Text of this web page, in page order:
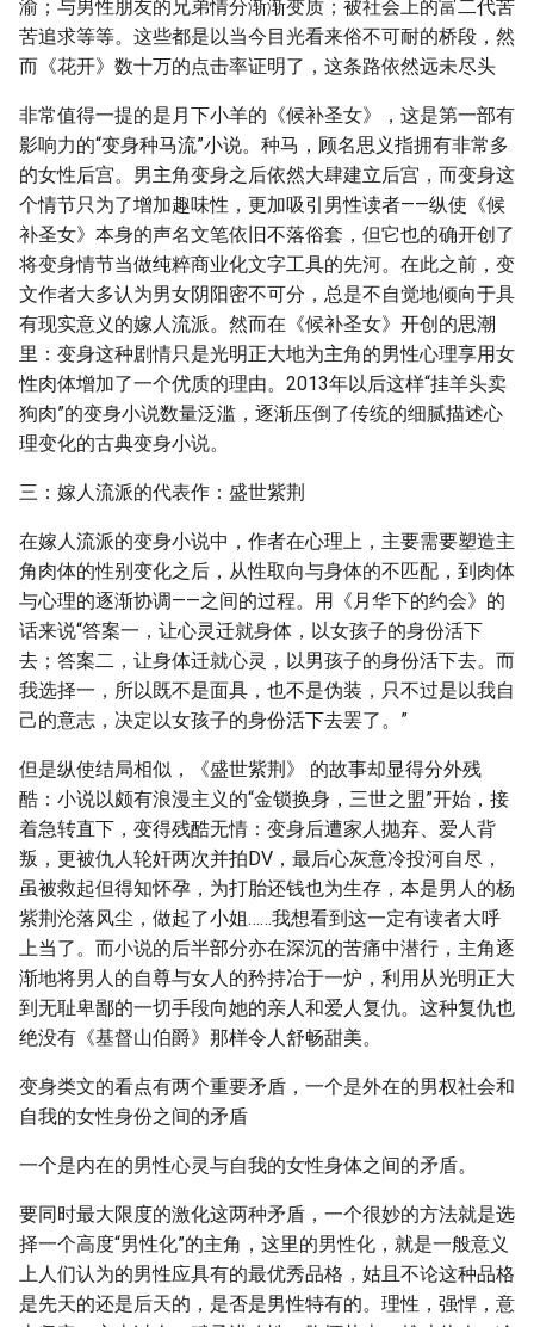
渝；与男性朋友的兄弟情分渐渐变质；被社会上的富二代苦
苦追求等等。这些都是以当今目光看来俗不可耐的桥段，然
而《花开》数十万的点击率证明了，这条路依然远未尽头
非常值得一提的是月下小羊的《候补圣女》，这是第一部有
影响力的“变身种马流”小说。种马，顾名思义指拥有非常多
的女性后宫。男主角变身之后依然大肆建立后宫，而变身这
个情节只为了增加趣味性，更加吸引男性读者——纵使《候
补圣女》本身的声名文笔依旧不落俗套，但它也的确开创了
将变身情节当做纯粹商业化文字工具的先河。在此之前，变
文作者大多认为男女阴阳密不可分，总是不自觉地倾向于具
有现实意义的嫁人流派。然而在《候补圣女》开创的思潮
里：变身这种剧情只是光明正大地为主角的男性心理享用女
性肉体增加了一个优质的理由。2013年以后这样“挂羊头卖
狗肉”的变身小说数量泛滥，逐渐压倒了传统的细腻描述心
理变化的古典变身小说。
三：嫁人流派的代表作：盛世紫荆
在嫁人流派的变身小说中，作者在心理上，主要需要塑造主
角肉体的性别变化之后，从性取向与身体的不匹配，到肉体
与心理的逐渐协调——之间的过程。用《月华下的约会》的
话来说“答案一，让心灵迁就身体，以女孩子的身份活下
去；答案二，让身体迁就心灵，以男孩子的身份活下去。而
我选择一，所以既不是面具，也不是伪装，只不过是以我自
己的意志，决定以女孩子的身份活下去罢了。”
但是纵使结局相似，《盛世紫荆》 的故事却显得分外残
酷：小说以颇有浪漫主义的“金锁换身，三世之盟”开始，接
着急转直下，变得残酷无情：变身后遭家人抛弃、爱人背
叛，更被仇人轮奸两次并拍DV，最后心灰意冷投河自尽，
虽被救起但得知怀孕，为打胎还钱也为生存，本是男人的杨
紫荆沦落风尘，做起了小姐……我想看到这一定有读者大呼
上当了。而小说的后半部分亦在深沉的苦痛中潜行，主角逐
渐地将男人的自尊与女人的矜持冶于一炉，利用从光明正大
到无耻卑鄙的一切手段向她的亲人和爱人复仇。这种复仇也
绝没有《基督山伯爵》那样令人舒畅甜美。
变身类文的看点有两个重要矛盾，一个是外在的男权社会和
自我的女性身份之间的矛盾
一个是内在的男性心灵与自我的女性身体之间的矛盾。
要同时最大限度的激化这两种矛盾，一个很妙的方法就是选
择一个高度“男性化”的主角，这里的男性化，就是一般意义
上人们认为的男性应具有的最优秀品格，姑且不论这种品格
是先天的还是后天的，是否是男性特有的。理性，强悍，意